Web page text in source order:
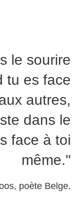
le sourire
tu es face
autres,
dans le
face à toi
même."
poète Belge.